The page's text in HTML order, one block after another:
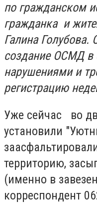
по гражданском
гражданка и
Галина Голубова.
создание ОСМД в
нарушениями и
регистрацию
Уже сейчас во
установили
территорию,
(именно в
корреспондент